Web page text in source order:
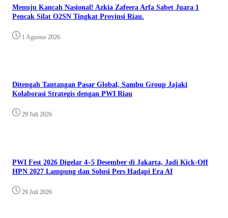
Menuju Kancah Nasional! Azkia Zafeera Arfa Sabet Juara 1
Pencak Silat O2SN Tingkat Provinsi Riau.
1 Agustus 2026
Ditengah Tantangan Pasar Global, Sambu Group Jajaki
Kolaborasi Strategis dengan PWI Riau
29 Juli 2026
PWI Fest 2026 Digelar 4–5 Desember di Jakarta, Jadi Kick-Off
HPN 2027 Lampung dan Solusi Pers Hadapi Era AI
29 Juli 2026